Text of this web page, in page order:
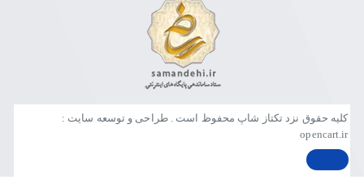
کلیه حقوق نزد تکتاز شاپ محفوظ است . طراحی و توسعه سایت :
opencart.ir